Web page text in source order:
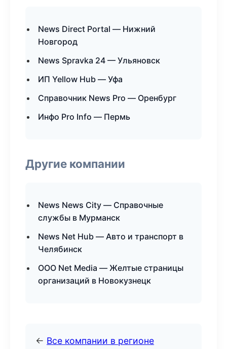
News Direct Portal — Нижний
Новгород
News Spravka 24 — Ульяновск
ИП Yellow Hub — Уфа
Справочник News Pro — Оренбург
Инфо Pro Info — Пермь
Другие компании
News News City — Справочные
службы в Мурманск
News Net Hub — Авто и транспорт в
Челябинск
ООО Net Media — Желтые страницы
организаций в Новокузнецк
← Все компании в регионе